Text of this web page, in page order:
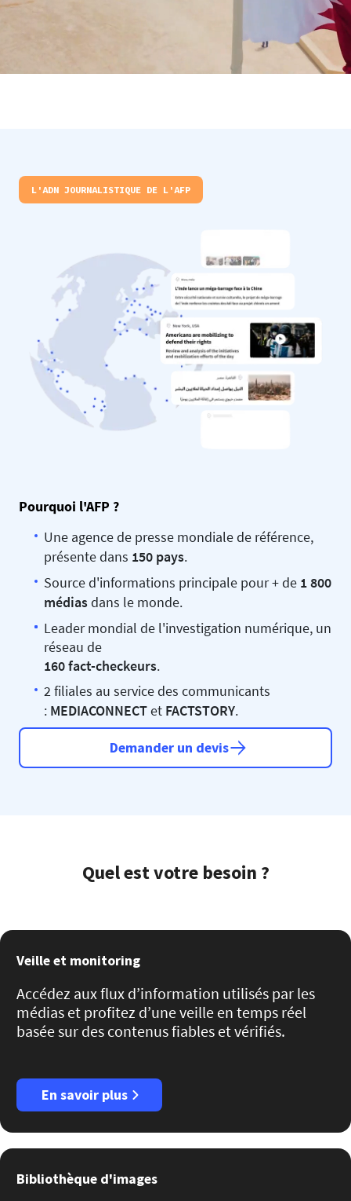
L'ADN JOURNALISTIQUE DE L'AFP
Pourquoi l'AFP ?
Une agence de presse mondiale de référence,
présente dans 150 pays.
Source d'informations principale pour + de 1 800
médiasdans le monde.
Leader mondial de l'investigation numérique, un
réseau de
160 fact-checkeurs.
2 filiales au service des communicants
: MEDIACONNECTet FACTSTORY.
Demander un devis
Quel est votre besoin ?
Veille et monitoring
Accédez aux flux d’information utilisés par les
médias et profitez d’une veille en temps réel
basée sur des contenus fiables et vérifiés.
En savoir plus
Bibliothèque d'images